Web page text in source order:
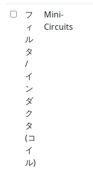
フ
ィ
ル
タ
/
イ
ン
ダ
ク
タ
(コ
イ
ル)
Mini-
Circuits